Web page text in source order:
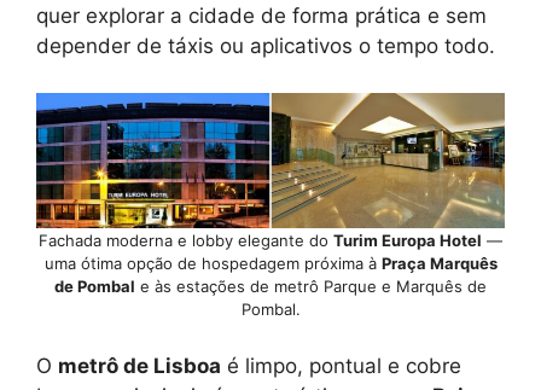
quer explorar a cidade de forma prática e sem
depender de táxis ou aplicativos o tempo todo.
Fachada moderna e lobby elegante do Turim Europa Hotel —
uma ótima opção de hospedagem próxima à Praça Marquês
de Pombal e às estações de metrô Parque e Marquês de
Pombal.
O metrô de Lisboa é limpo, pontual e cobre